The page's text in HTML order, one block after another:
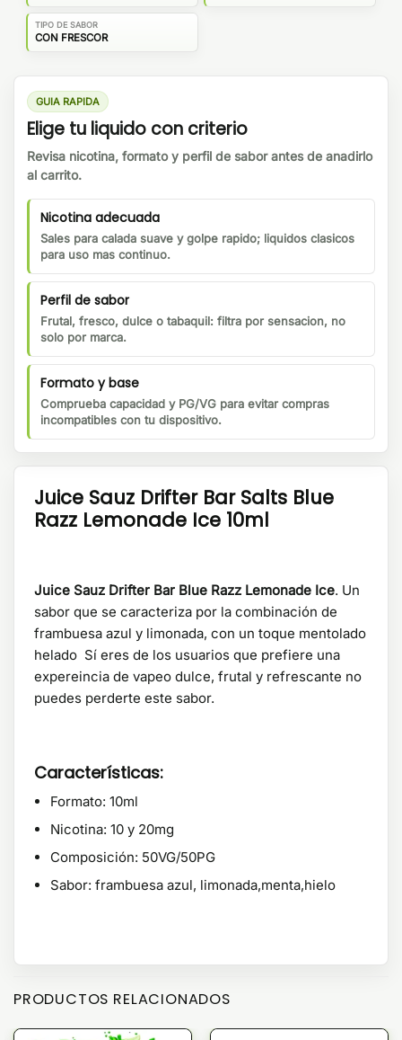
TIPO DE SABOR
CON FRESCOR
GUIA RAPIDA
Elige tu liquido con criterio
Revisa nicotina, formato y perfil de sabor antes de anadirlo
al carrito.
Nicotina adecuada
Sales para calada suave y golpe rapido; liquidos clasicos
para uso mas continuo.
Perfil de sabor
Frutal, fresco, dulce o tabaquil: filtra por sensacion, no
solo por marca.
Formato y base
Comprueba capacidad y PG/VG para evitar compras
incompatibles con tu dispositivo.
Juice Sauz Drifter Bar Salts Blue
Razz Lemonade Ice 10ml
Juice Sauz Drifter Bar Blue Razz Lemonade Ice. Un
sabor que se caracteriza por la combinación de
frambuesa azul y limonada, con un toque mentolado
helado Sí eres de los usuarios que prefiere una
expereincia de vapeo dulce, frutal y refrescante no
puedes perderte este sabor.
Características:
Formato: 10ml
Nicotina: 10 y 20mg
Composición: 50VG/50PG
Sabor: frambuesa azul, limonada,menta,hielo
PRODUCTOS RELACIONADOS